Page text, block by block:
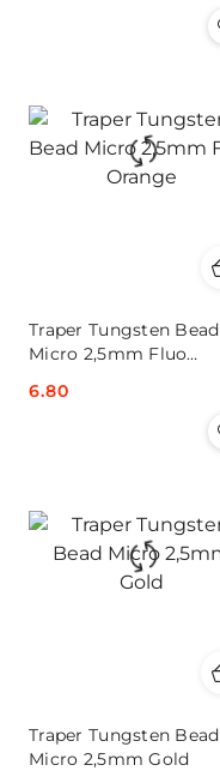
Traper Tungsten Bead
Micro 2,5mm Fluo
Cena:
6.80
Traper Tungsten Bead
Micro 2,5mm Gold